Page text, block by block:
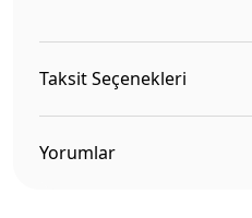
Taksit Seçenekleri
Yorumlar